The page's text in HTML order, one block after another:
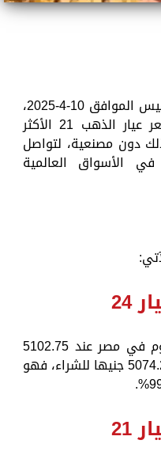
سجّلت أسعار الذهب اليوم، الخميس الموافق 10-4-2025،
حالة من التذبذب، حيث بلغ سعر عيار الذهب 21 الأكثر
جنيهًا، وذلك دون مصنعية، لتواصل
الأسواق العالمية
24
ويصل سعر عيار الذهب 24 اليوم في مصر عند 5102.75
جنيها للبيع، ويصل إلى قيمة 5074.25 جنيها للشراء، فهو